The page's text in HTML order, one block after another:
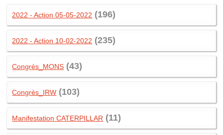
2022 - Action 05-05-2022 (196)
2022 - Action 10-02-2022 (235)
Congrès_MONS (43)
Congrès_IRW (103)
Manifestation CATERPILLAR (11)